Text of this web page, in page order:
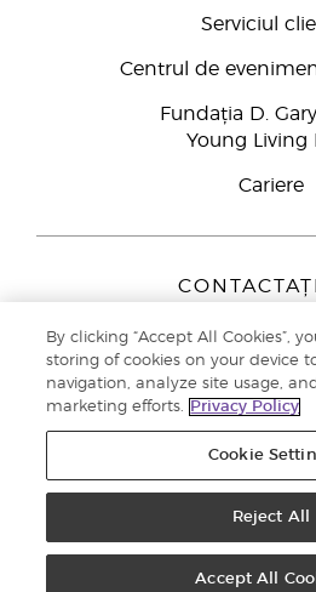
Serviciul
Centrul de
Fundația D.
Young Living
Cariere
Peizerweg
9727 AJ
Netherlands
Înscriere Brand Partners
Politica de
By clicking “Accept All Cookies”,
storing of cookies on your device
navigation, analyze site usage,
marketing efforts.
Privacy Policy
Cookie
Reject All
Accept All